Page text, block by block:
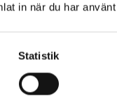
in när du har
Statistik